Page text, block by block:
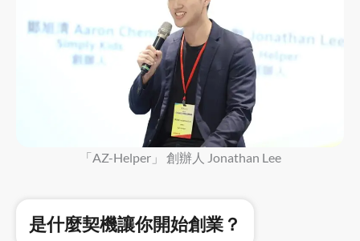
「AZ-Helper」 創辦人 Jonathan Lee
是什麼契機讓你開始創業？